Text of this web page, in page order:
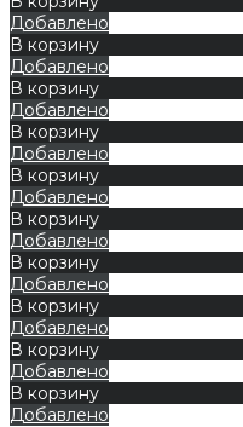
Добавлено
В корзину
Добавлено
В корзину
Добавлено
В корзину
Добавлено
В корзину
Добавлено
В корзину
Добавлено
В корзину
Добавлено
В корзину
Добавлено
В корзину
Добавлено
В корзину
Добавлено